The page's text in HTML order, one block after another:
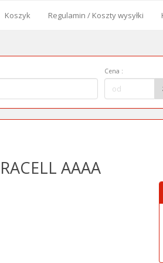
Koszyk Regulamin / Koszty wysyłki
Cena od
:
AAAA